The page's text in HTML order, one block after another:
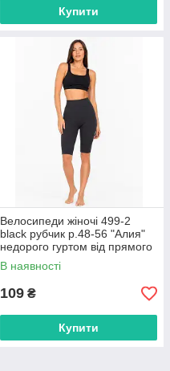
Купити
Велосипеди жіночі 499-2
black рубчик р.48-56 "Алия"
недорого гуртом від прямого
постачальника
В наявності
109 ₴
Купити